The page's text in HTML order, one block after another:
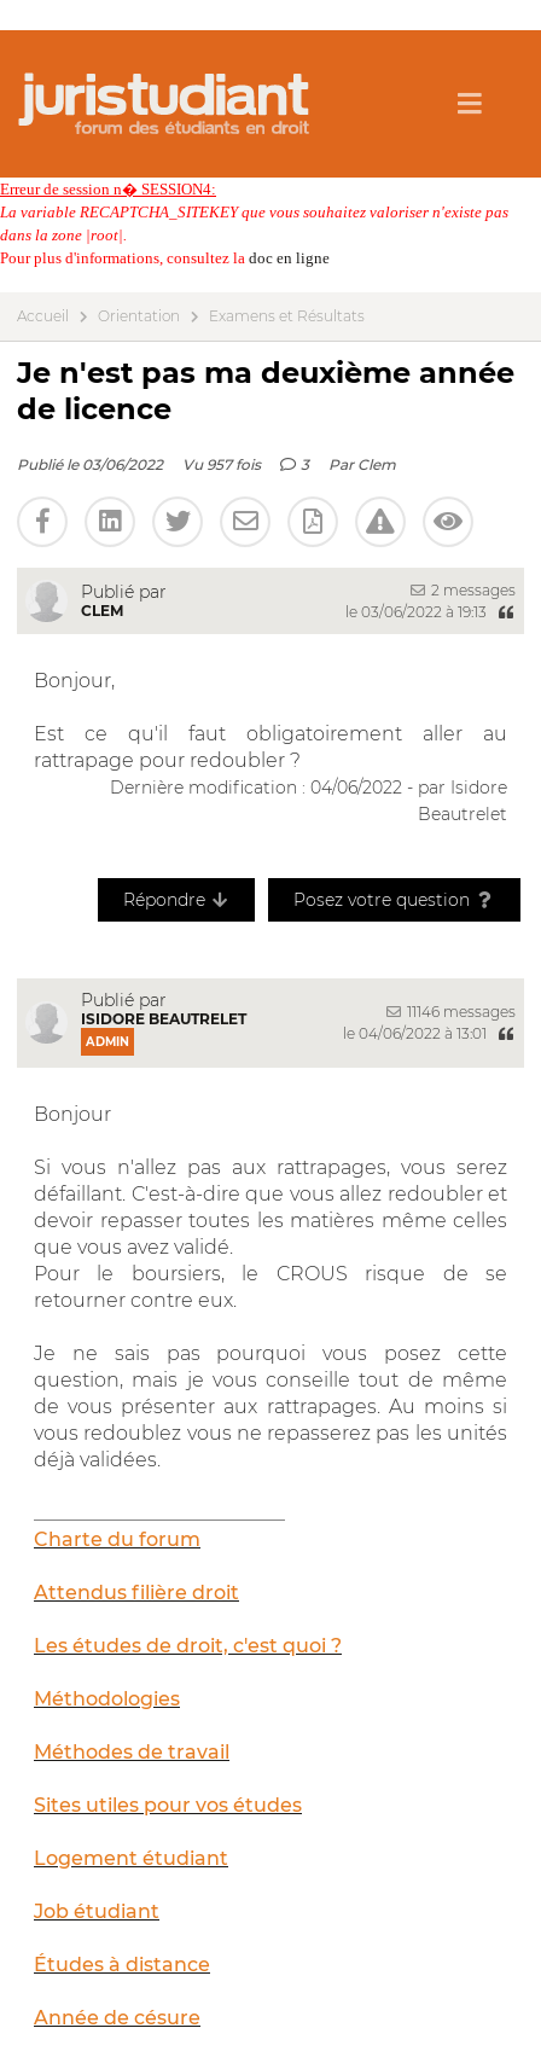
Erreur de session n� SESSION4:
La variable RECAPTCHA_SITEKEY que vous souhaitez valoriser n'existe pas
dans la zone |root|.
Pour plus d'informations, consultez la doc en ligne
Accueil Orientation Examens et Résultats
Je n'est pas ma deuxième année
de licence
Publié le 03/06/2022 Vu 957 fois 3 Par Clem
Publié par
CLEM
2 messages
le 03/06/2022 à 19:13
Bonjour,
Est ce qu'il faut obligatoirement aller au
rattrapage pour redoubler ?
Dernière modification : 04/06/2022 - par Isidore
Beautrelet
Répondre Posez votre question
Publié par
ISIDORE BEAUTRELET
ADMIN
11146 messages
le 04/06/2022 à 13:01
Bonjour
Si vous n'allez pas aux rattrapages, vous serez
défaillant. C'est-à-dire que vous allez redoubler et
devoir repasser toutes les matières même celles
que vous avez validé.
Pour le boursiers, le CROUS risque de se
retourner contre eux.
Je ne sais pas pourquoi vous posez cette
question, mais je vous conseille tout de même
de vous présenter aux rattrapages. Au moins si
vous redoublez vous ne repasserez pas les unités
déjà validées.
Charte du forum
Attendus filière droit
Les études de droit, c'est quoi ?
Méthodologies
Méthodes de travail
Sites utiles pour vos études
Logement étudiant
Job étudiant
Études à distance
Année de césure